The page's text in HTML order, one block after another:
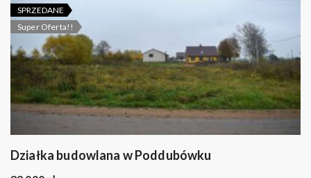
SPRZEDANE
Super Oferta!!
Działka budowlana w Poddubówku